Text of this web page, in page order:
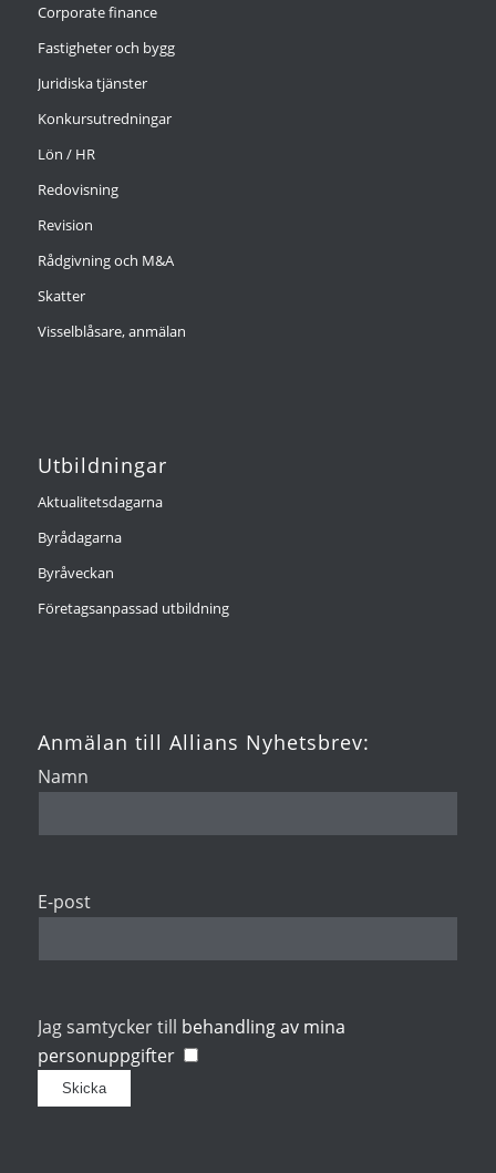
Corporate finance
Fastigheter och bygg
Juridiska tjänster
Konkursutredningar
Lön / HR
Redovisning
Revision
Rådgivning och M&A
Skatter
Visselblåsare, anmälan
Utbildningar
Aktualitetsdagarna
Byrådagarna
Byråveckan
Företagsanpassad utbildning
Anmälan till Allians Nyhetsbrev:
Namn
E-post
Jag samtycker till behandling av mina
personuppgifter